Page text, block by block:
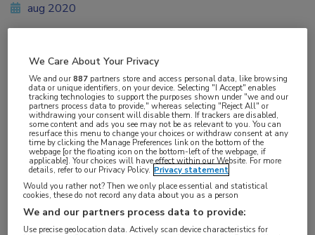
aug 2020
Vakgebieden:
Coronavirus (COVID-19),Infectieziekten
Aandachtsgebieden:
Schimmelinfecties,Virale infecties
Tags:
aspergillose,Aspergillus,intensive care
We Care About Your Privacy
We and our887 partners store and access personal data, like browsing
data or unique identifiers, on your device. Selecting "I Accept" enables
tracking technologies to support the purposes shown under "we and our
partners process data to provide," whereas selecting "Reject All" or
withdrawing your consent will disable them. If trackers are disabled,
some content and ads you see may not be as relevant to you. You can
resurface this menu to change your choices or withdraw consent at any
time by clicking the Manage Preferences link on the bottom of the
webpage [or the floating icon on the bottom-left of the webpage, if
applicable]. Your choices will have effect within our Website. For more
details, refer to our Privacy Policy. Privacy statement
Would you rather not? Then we only place essential and statistical
cookies, these do not record any data about you as a person
We and our partners process data to provide:
Use precise geolocation data. Actively scan device characteristics for